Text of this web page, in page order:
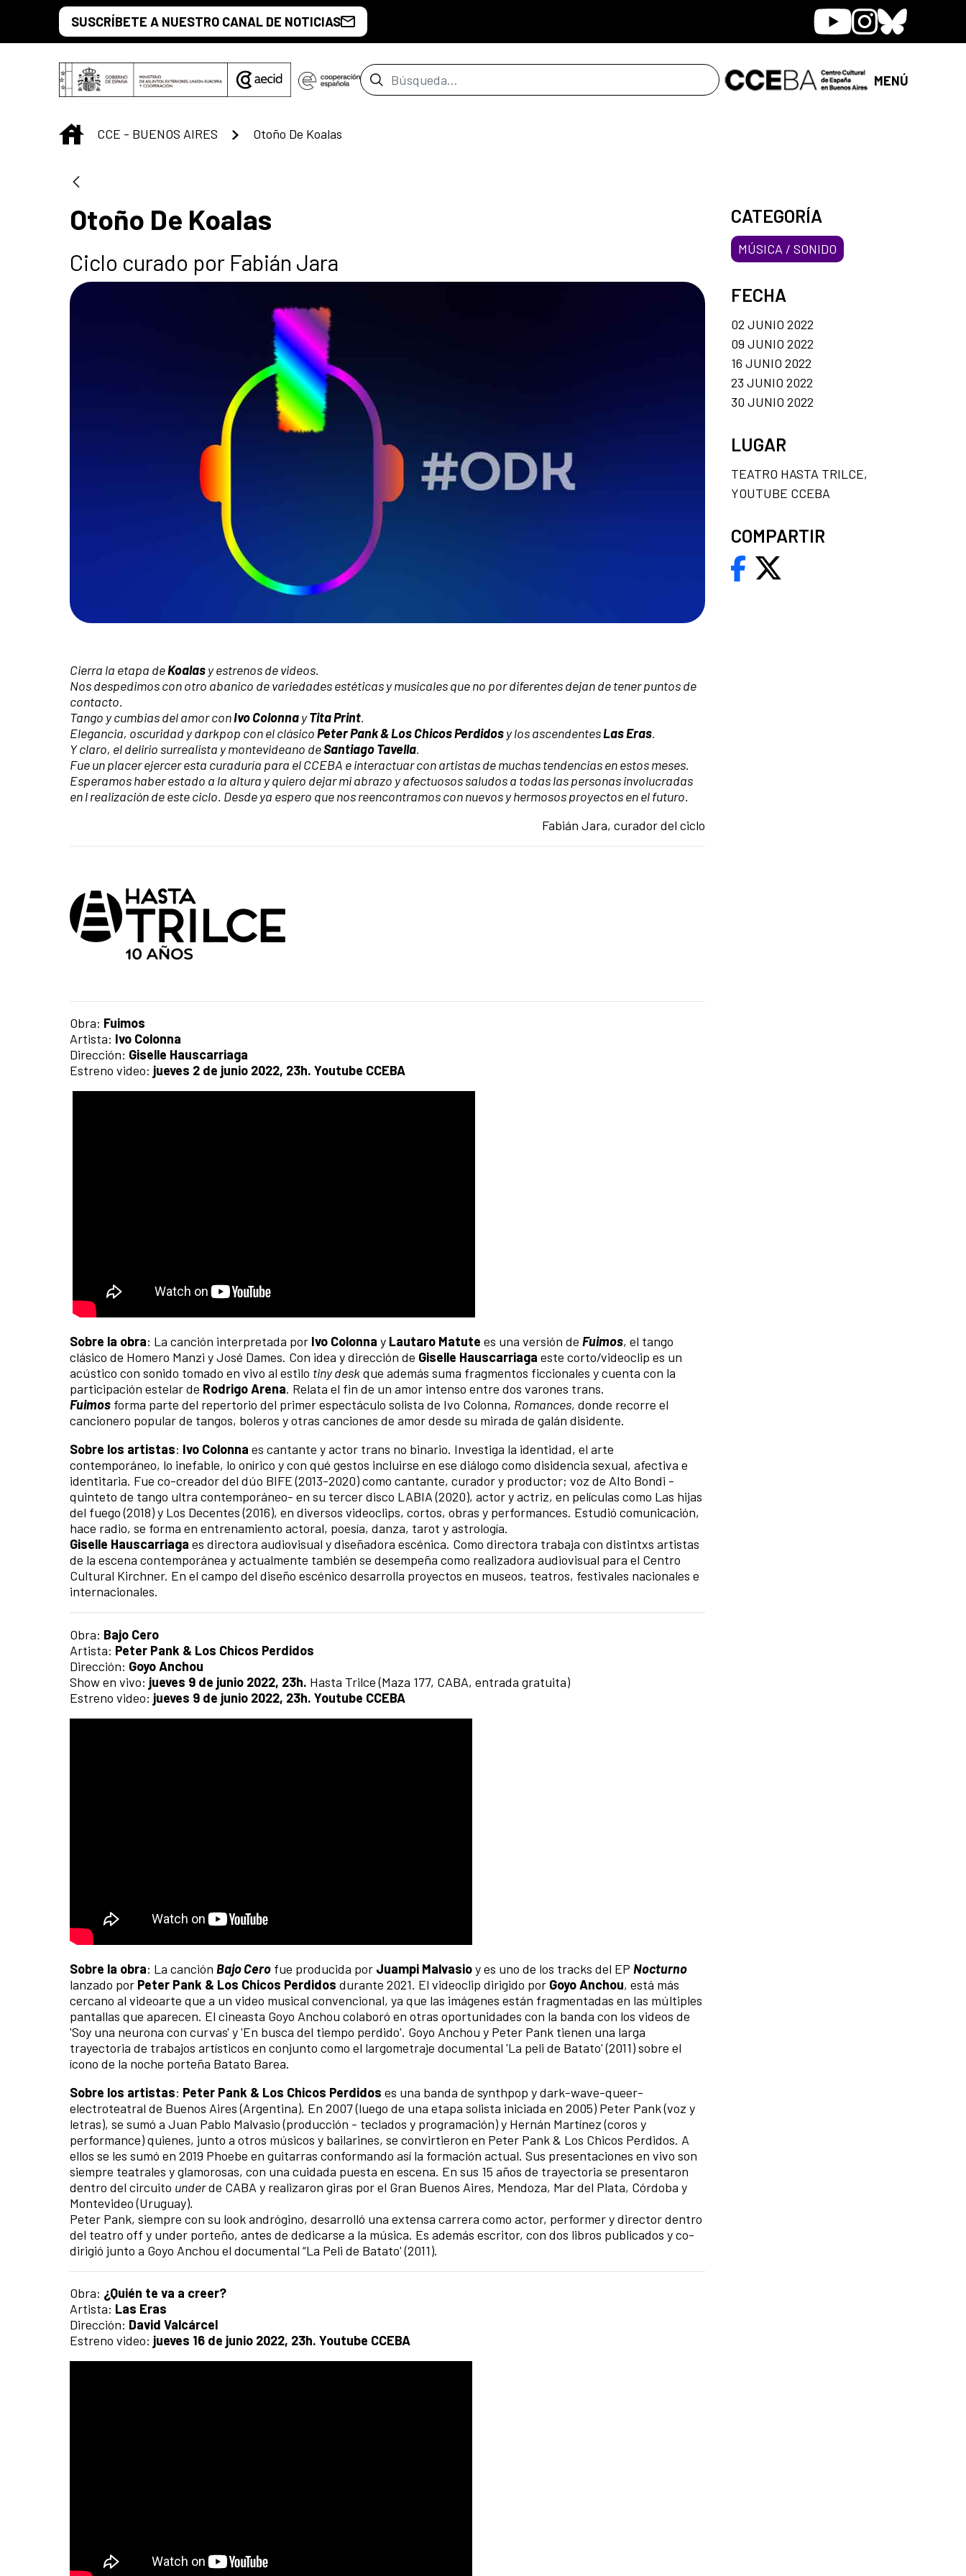
Saltar al contenido principal
SUSCRÍBETE A NUESTRO CANAL DE NOTICIAS YoutubeInstagram
Bluesky
Barra de búsqueda MENÚ
INICIO
CCE - BUENOS AIRES Otoño De Koalas
Otoño De Koalas
Ciclo curado por Fabián Jara
Cierra la etapa deKoalasy estrenos de videos.
Nos despedimos con otro abanico de variedades estéticas y musicales que no por diferentes dejan de tener puntos de
contacto.
Tango y cumbias del amor conIvo ColonnayTita Print.
Elegancia, oscuridad y darkpop con el clásicoPeter Pank & Los Chicos Perdidosy los ascendentesLas Eras.
Y claro, el delirio surrealista y montevideano deSantiago Tavella.
Fue un placer ejercer esta curaduría para el CCEBA e interactuar con artistas de muchas tendencias en estos meses.
Esperamos haber estado a la altura y quiero dejar mi abrazo y afectuosos saludos a todas las personas involucradas
en l realización de este ciclo. Desde ya espero que nos reencontramos con nuevos y hermosos proyectos en el futuro.
Fabián Jara, curador del ciclo
Obra: Fuimos
Artista: Ivo Colonna
Dirección: Giselle Hauscarriaga
Estreno video: jueves 2 de junio 2022, 23h. Youtube CCEBA
Sobre la obra: La canción interpretada por Ivo Colonna y Lautaro Matute es una versión de Fuimos, el tango
clásico de Homero Manzi y José Dames. Con idea y dirección de Giselle Hauscarriaga este corto/videoclip es un
acústico con sonido tomado en vivo al estilo tiny deskque además suma fragmentos ficcionales y cuenta con la
participación estelar de Rodrigo Arena. Relata el fin de un amor intenso entre dos varones trans.
Fuimos forma parte del repertorio del primer espectáculo solista de Ivo Colonna, Romances, donde recorre el
cancionero popular de tangos, boleros y otras canciones de amor desde su mirada de galán disidente.
Sobre los artistas: Ivo Colonna es cantante y actor trans no binario. Investiga la identidad, el arte
contemporáneo, lo inefable, lo onírico y con qué gestos incluirse en ese diálogo como disidencia sexual, afectiva e
identitaria. Fue co-creador del dúo BIFE (2013-2020) como cantante, curador y productor; voz de Alto Bondi -
quinteto de tango ultra contemporáneo- en su tercer disco LABIA (2020), actor y actriz, en películas como Las hijas
del fuego (2018) y Los Decentes (2016), en diversos videoclips, cortos, obras y performances. Estudió comunicación,
hace radio, se forma en entrenamiento actoral, poesía, danza, tarot y astrología.
Giselle Hauscarriaga es directora audiovisual y diseñadora escénica. Como directora trabaja con distintxs artistas
de la escena contemporánea y actualmente también se desempeña como realizadora audiovisual para el Centro
Cultural Kirchner. En el campo del diseño escénico desarrolla proyectos en museos, teatros, festivales nacionales e
internacionales.
Obra: Bajo Cero
Artista: Peter Pank & Los Chicos Perdidos
Dirección: Goyo Anchou
Show en vivo: jueves 9 de junio 2022, 23h. Hasta Trilce (Maza 177, CABA, entrada gratuita)
Estreno video: jueves 9 de junio 2022, 23h. Youtube CCEBA
Sobre la obra: La canción Bajo Cero fue producida por Juampi Malvasioy es uno de los tracks del EP Nocturno
lanzado por Peter Pank & Los Chicos Perdidos durante 2021. El videoclip dirigido por Goyo Anchou, está más
cercano al videoarte que a un video musical convencional, ya que las imágenes están fragmentadas en las múltiples
pantallas que aparecen. El cineasta Goyo Anchou colaboró en otras oportunidades con la banda con los videos de
'Soy una neurona con curvas' y 'En busca del tiempo perdido'. Goyo Anchou y Peter Pank tienen una larga
trayectoria de trabajos artísticos en conjunto como el largometraje documental 'La peli de Batato' (2011) sobre el
ícono de la noche porteña Batato Barea.
Sobre los artistas: Peter Pank & Los Chicos Perdidos es una banda de synthpop y dark-wave-queer-
electroteatral de Buenos Aires (Argentina). En 2007 (luego de una etapa solista iniciada en 2005) Peter Pank (voz y
letras), se sumó a Juan Pablo Malvasio (producción - teclados y programación) y Hernán Martínez (coros y
performance) quienes, junto a otros músicos y bailarines, se convirtieron en Peter Pank & Los Chicos Perdidos. A
ellos se les sumó en 2019 Phoebe en guitarras conformando así la formación actual. Sus presentaciones en vivo son
siempre teatrales y glamorosas, con una cuidada puesta en escena. En sus 15 años de trayectoria se presentaron
dentro del circuito underde CABA y realizaron giras por el Gran Buenos Aires, Mendoza, Mar del Plata, Córdoba y
Montevideo (Uruguay).
Peter Pank, siempre con su look andrógino, desarrolló una extensa carrera como actor, performer y director dentro
del teatro off y under porteño, antes de dedicarse a la música. Es además escritor, con dos libros publicados y co-
dirigió junto a Goyo Anchou el documental “La Peli de Batato' (2011).
Obra: ¿Quién te va a creer?
Artista: Las Eras
Dirección: David Valcárcel
Estreno video: jueves 16 de junio 2022, 23h. Youtube CCEBA
CATEGORÍA
MÚSICA / SONIDO
FECHA
02 JUNIO 2022
09 JUNIO 2022
16 JUNIO 2022
23 JUNIO 2022
30 JUNIO 2022
LUGAR
TEATRO HASTA TRILCE,
YOUTUBE CCEBA
COMPARTIR